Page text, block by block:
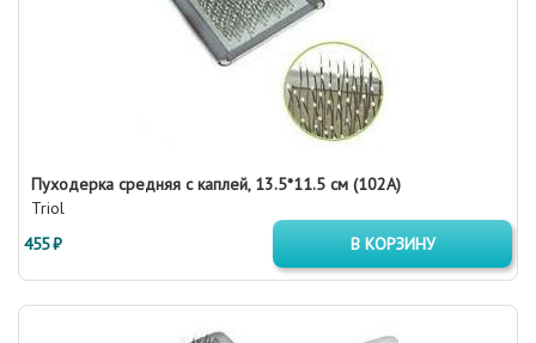
Пуходерка средняя с каплей, 13.5*11.5 см (102A)
Triol
455 ₽
В КОРЗИНУ